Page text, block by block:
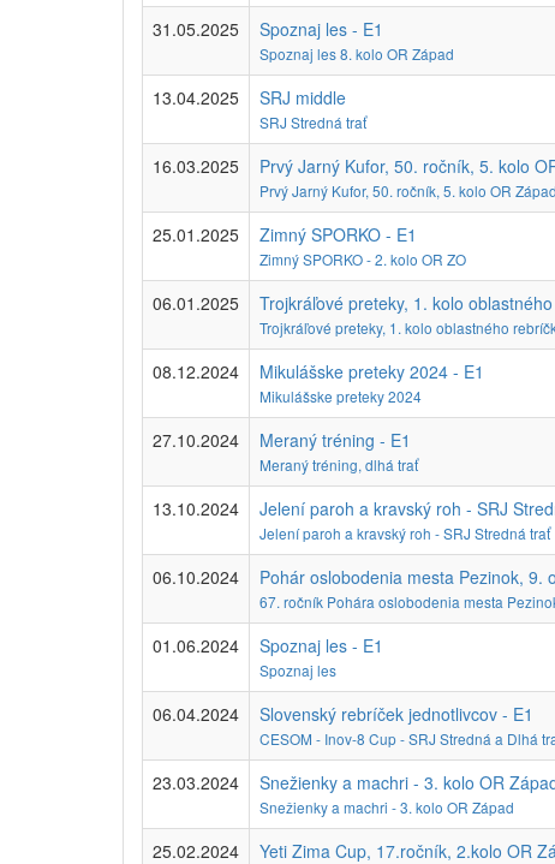
31.05.2025 Spoznaj les - E1
Spoznaj les 8. kolo OR Západ
13.04.2025 SRJ middle
SRJ Stredná trať
16.03.2025 Prvý Jarný Kufor, 50. ročník, 5. kolo
Prvý Jarný Kufor, 50. ročník, 5. kolo OR Západ
25.01.2025 Zimný SPORKO - E1
Zimný SPORKO - 2. kolo OR ZO
06.01.2025 Trojkráľové preteky, 1. kolo
Trojkráľové preteky, 1. kolo oblastného
08.12.2024 Mikulášske preteky 2024 - E1
Mikulášske preteky 2024
27.10.2024 Meraný tréning - E1
Meraný tréning, dlhá trať
13.10.2024 Jelení paroh a kravský roh - SRJ
Jelení paroh a kravský roh - SRJ Stredná trať
06.10.2024 Pohár oslobodenia mesta Pezinok, 9.
67. ročník Pohára oslobodenia mesta
01.06.2024 Spoznaj les - E1
Spoznaj les
06.04.2024 Slovenský rebríček jednotlivcov - E1
CESOM - Inov-8 Cup - SRJ Stredná a Dlhá
23.03.2024 Snežienky a machri - 3. kolo OR
Snežienky a machri - 3. kolo OR Západ
25.02.2024 Yeti Zima Cup, 17.ročník, 2.kolo OR